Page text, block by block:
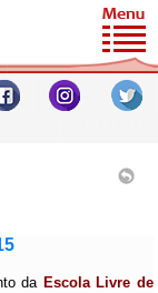
da Escola Livre de